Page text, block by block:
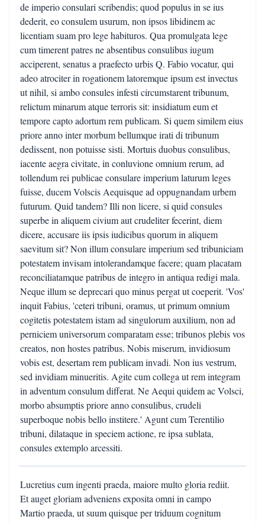
de imperio consulari scribendis; quod populus in se ius
dederit, eo consulem usurum, non ipsos libidinem ac
licentiam suam pro lege habituros. Qua promulgata lege
cum timerent patres ne absentibus consulibus iugum
acciperent, senatus a praefecto urbis Q. Fabio vocatur, qui
adeo atrociter in rogationem latoremque ipsum est invectus
ut nihil, si ambo consules infesti circumstarent tribunum,
relictum minarum atque terroris sit: insidiatum eum et
tempore capto adortum rem publicam. Si quem similem eius
priore anno inter morbum bellumque irati di tribunum
dedissent, non potuisse sisti. Mortuis duobus consulibus,
iacente aegra civitate, in conluvione omnium rerum, ad
tollendum rei publicae consulare imperium laturum leges
fuisse, ducem Volscis Aequisque ad oppugnandam urbem
futurum. Quid tandem? Illi non licere, si quid consules
superbe in aliquem civium aut crudeliter fecerint, diem
dicere, accusare iis ipsis iudicibus quorum in aliquem
saevitum sit? Non illum consulare imperium sed tribuniciam
potestatem invisam intolerandamque facere; quam placatam
reconciliatamque patribus de integro in antiqua redigi mala.
Neque illum se deprecari quo minus pergat ut coeperit. 'Vos'
inquit Fabius, 'ceteri tribuni, oramus, ut primum omnium
cogitetis potestatem istam ad singulorum auxilium, non ad
perniciem universorum comparatam esse; tribunos plebis vos
creatos, non hostes patribus. Nobis miserum, invidiosum
vobis est, desertam rem publicam invadi. Non ius vestrum,
sed invidiam minueritis. Agite cum collega ut rem integram
in adventum consulum differat. Ne Aequi quidem ac Volsci,
morbo absumptis priore anno consulibus, crudeli
superboque nobis bello institere.' Agunt cum Terentilio
tribuni, dilataque in speciem actione, re ipsa sublata,
consules extemplo arcessiti.
Lucretius cum ingenti praeda, maiore multo gloria rediit.
Et auget gloriam adveniens exposita omni in campo
Martio praeda, ut suum quisque per triduum cognitum